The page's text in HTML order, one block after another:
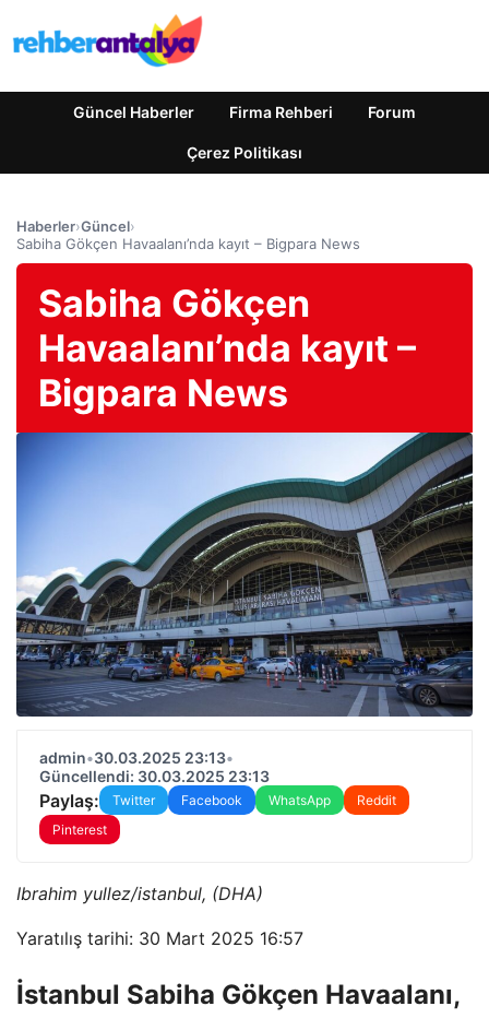
Güncel Haberler Firma Rehberi Forum
Çerez Politikası
Haberler›Güncel›
Sabiha Gökçen Havaalanı’nda kayıt – Bigpara News
Sabiha Gökçen
Havaalanı’nda kayıt –
Bigpara News
admin•30.03.2025 23:13•
Güncellendi: 30.03.2025 23:13
Paylaş: Twitter Facebook WhatsApp
Reddit
Pinterest
Ibrahim yullez/istanbul, (DHA)
Yaratılış tarihi: 30 Mart 2025 16:57
İstanbul Sabiha Gökçen Havaalanı,